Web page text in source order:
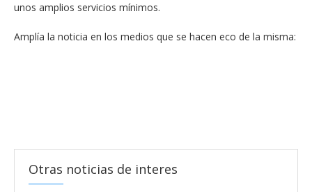
unos amplios servicios mínimos.
Amplía la noticia en los medios que se hacen eco de la misma:
Otras noticias de interes